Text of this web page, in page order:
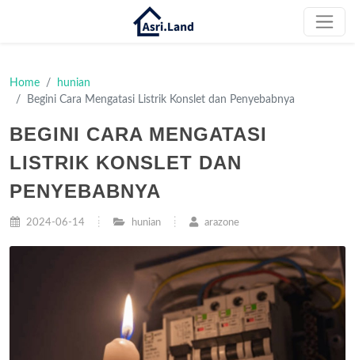
Home
hunian
Begini Cara Mengatasi Listrik Konslet dan Penyebabnya
BEGINI CARA MENGATASI
LISTRIK KONSLET DAN
PENYEBABNYA
2024-06-14 hunian arazone